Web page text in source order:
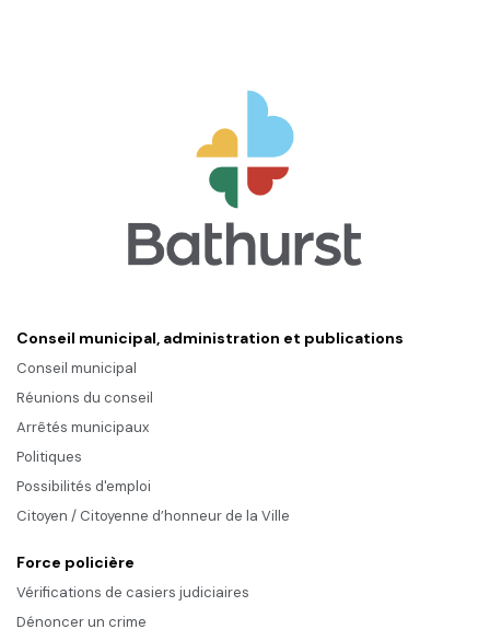
Conseil municipal, administration et publications
Conseil municipal
Réunions du conseil
Arrêtés municipaux
Politiques
Possibilités d'emploi
Citoyen / Citoyenne d’honneur de la Ville
Force policière
Vérifications de casiers judiciaires
Dénoncer un crime